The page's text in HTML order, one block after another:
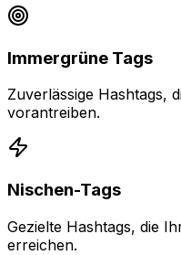
Immergrüne Tags
Zuverlässige Hashtags,
vorantreiben.
Nischen-Tags
Gezielte Hashtags, die
erreichen.